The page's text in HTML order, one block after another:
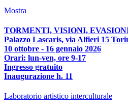
Mostra
TORMENTI, VISIONI,
Palazzo Lascaris, via Alfieri 15
10 ottobre - 16 gennaio 2026
Orari: lun-ven, ore 9-17
Ingresso gratuito
Inaugurazione h. 11
Laboratorio artistico interculturale